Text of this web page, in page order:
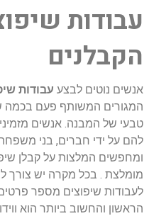
עבודות
הקבלנים
אנשים נוטים לבצע עבודות
המגורים המשותף פעם בכמה
טבעי של המבנה. אנשים
להם על ידי חברים, בני
ומחפשים המלצות על קבלן
מומלצת . בכל מקרה יש צורך
לעבודות שיפוצים מספר
הראשון והחשוב ביותר הוא